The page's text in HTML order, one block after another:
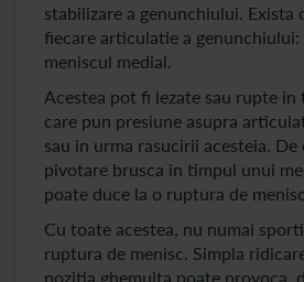
stabilizare a genunchiului. Exista
fiecare articulatie a
meniscul medial.
Acestea pot fi lezate sau rupte
care pun presiune asupra
sau in urma rasucirii acesteia. De
pivotare brusca in timpul unui
poate duce la o ruptura de
Cu toate acestea, nu numai
ruptura de menisc. Simpla
pozitia ghemuita poate provoca,